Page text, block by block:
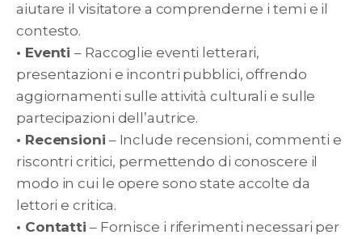
aiutare il visitatore a comprenderne i temi e il
contesto.
• Eventi– Raccoglie eventi letterari,
presentazioni e incontri pubblici, offrendo
aggiornamenti sulle attività culturali e sulle
partecipazioni dell’autrice.
• Recensioni – Include recensioni, commenti e
riscontri critici, permettendo di conoscere il
modo in cui le opere sono state accolte da
lettori e critica.
• Contatti – Fornisce i riferimenti necessari per